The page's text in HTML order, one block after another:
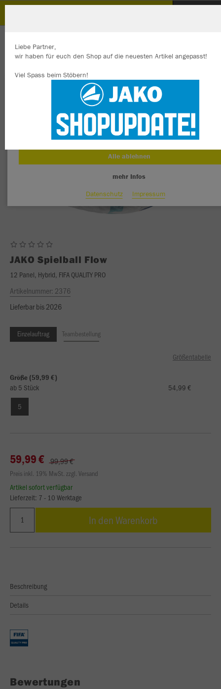
JAKO Spielball Flow
12 Panel, Hybrid, FIFA QUALITY PRO
Artikelnummer: 2376
Lieferbar bis 2026
Einzelauftrag Teambestellung
Größentabelle
Größe (59,99 €)
ab 5 Stück
54,99 €
5
59,99 € 99,99 €
Preis inkl. 19% MwSt. zzgl. Versand
Artikel sofort verfügbar
Lieferzeit: 7 - 10 Werktage
In den Warenkorb
Beschreibung
Details
Bewertungen
Liebe Partner,
wir haben für euch den Shop auf die neuesten Artikel angepasst!
Viel Spass beim Stöbern!
Wir verwenden Cookies
Durch die Analyse der Besucherdaten können wir dir personalisierte
Inhalte anzeigen und unsere Website verbessern. Weitere
zu den Cookies findest Du in den Einstellungen.
Alle akzeptieren
Alle ablehnen
mehr Infos
Datenschutz
Impressum